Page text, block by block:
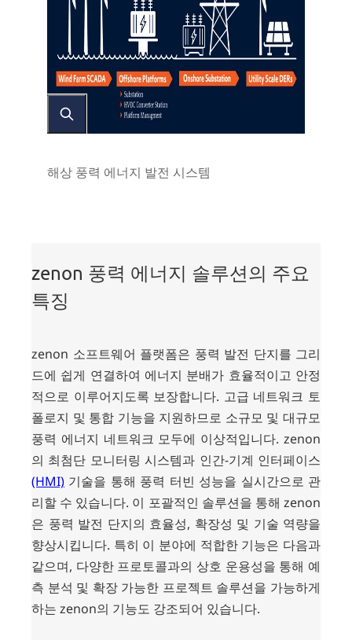
해상 풍력 에너지 발전 시스템
라
트
zenon 풍력 에너지 솔루션의 주요
특징
zenon 소프트웨어 플랫폼은 풍력 발전 단지를 그리
드에 쉽게 연결하여 에너지 분배가 효율적이고 안정
적으로 이루어지도록 보장합니다. 고급 네트워크 토
폴로지 및 통합 기능을 지원하므로 소규모 및 대규모
풍력 에너지 네트워크 모두에 이상적입니다. zenon
의 최첨단 모니터링 시스템과 인간-기계 인터페이스
(HMI) 기술을 통해 풍력 터빈 성능을 실시간으로 관
리할 수 있습니다. 이 포괄적인 솔루션을 통해 zenon
은 풍력 발전 단지의 효율성, 확장성 및 기술 역량을
향상시킵니다. 특히 이 분야에 적합한 기능은 다음과
같으며, 다양한 프로토콜과의 상호 운용성을 통해 예
측 분석 및 확장 가능한 프로젝트 솔루션을 가능하게
하는 zenon의 기능도 강조되어 있습니다.